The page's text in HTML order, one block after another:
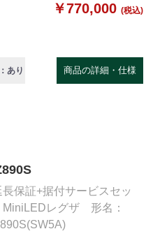
￥770,000 (税込)
あり 商品の詳細・仕様
長保証+据付サービスセッ
MiniLEDレグザ 形名：